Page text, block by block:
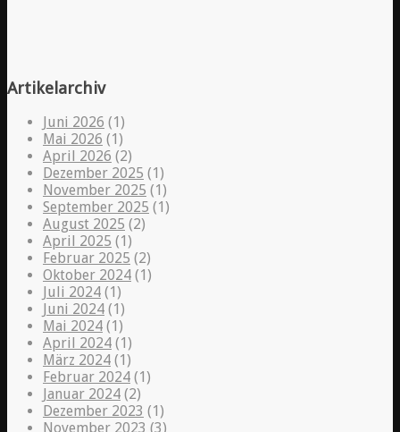
Artikelarchiv
Juni 2026 (1)
Mai 2026 (1)
April 2026 (2)
Dezember 2025 (1)
November 2025 (1)
September 2025 (1)
August 2025 (2)
April 2025 (1)
Februar 2025 (2)
Oktober 2024 (1)
Juli 2024 (1)
Juni 2024 (1)
Mai 2024 (1)
April 2024 (1)
März 2024 (1)
Februar 2024 (1)
Januar 2024 (2)
Dezember 2023 (1)
November 2023 (3)